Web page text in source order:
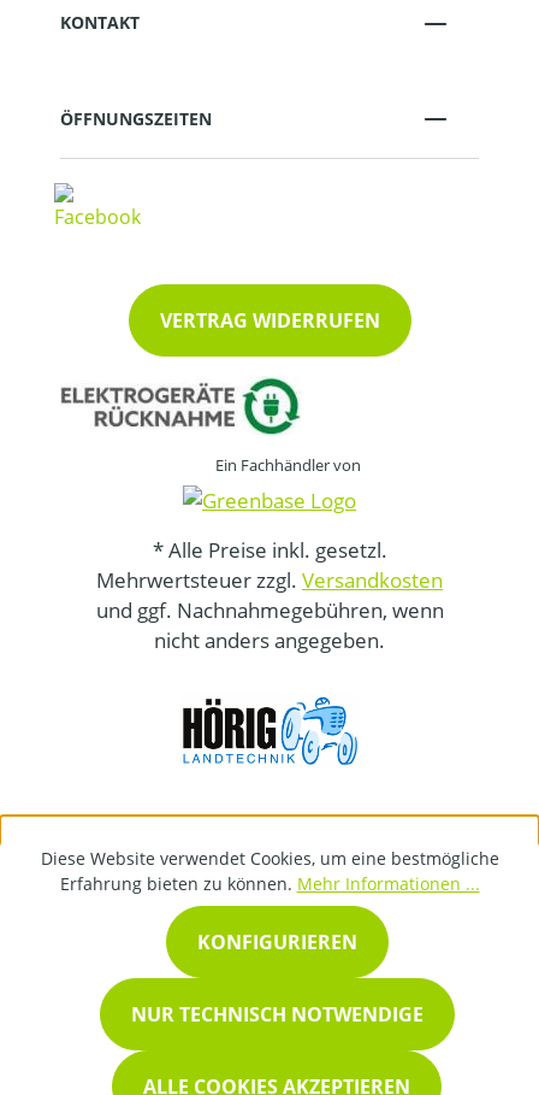
KONTAKT
ÖFFNUNGSZEITEN
VERTRAG WIDERRUFEN
Ein Fachhändler von
* Alle Preise inkl. gesetzl.
Mehrwertsteuer zzgl. Versandkosten
und ggf. Nachnahmegebühren, wenn
nicht anders angegeben.
Diese Website verwendet Cookies, um eine bestmögliche
Erfahrung bieten zu können. Mehr Informationen ...
NUR TECHNISCH NOTWENDIGE
KONFIGURIEREN
ALLE COOKIES AKZEPTIEREN